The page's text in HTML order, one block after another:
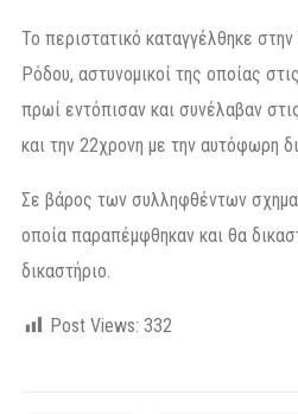
Το περιστατικό καταγγέλθηκε
Ρόδου, αστυνομικοί της οποίας
πρωί εντόπισαν και συνέλαβαν
και την 22χρονη με την αυτόφωρη
Σε βάρος των συλληφθέντων
οποία παραπέμφθηκαν και θα
δικαστήριο.
Post Views: 332